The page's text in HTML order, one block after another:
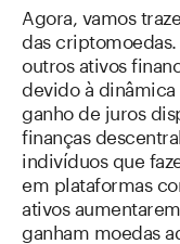
Agora, vamos
das
outros ativos
devido à
ganho de juros
finanças
indivíduos que
em plataformas
ativos
ganham moedas